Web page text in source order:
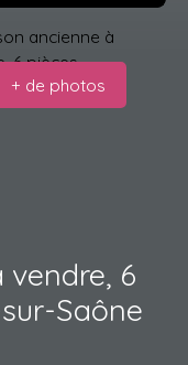
+ de photos
vendre, 6
Saône